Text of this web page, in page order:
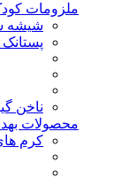
ملزومات
شیشه
پستانک
ناخن
محصولات
کرم